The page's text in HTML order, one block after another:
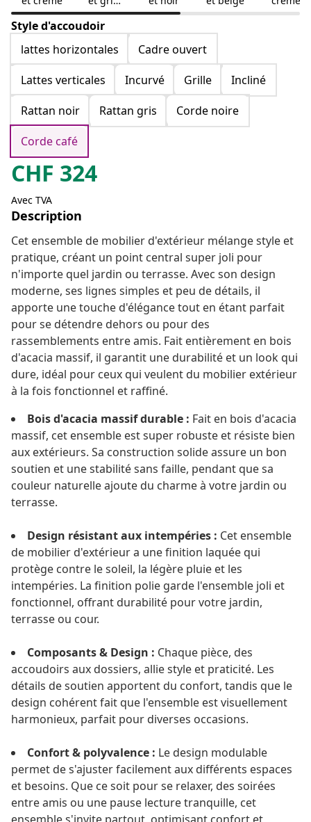
clair
Style d'accoudoir
lattes horizontales
Cadre ouvert
Lattes verticales
Incurvé Grille
Incliné
Rattan noir
Rattan gris
Corde noire
Corde café
CHF 324
Avec TVA
Description
Cet ensemble de mobilier d'extérieur mélange style et
pratique, créant un point central super joli pour
n'importe quel jardin ou terrasse. Avec son design
moderne, ses lignes simples et peu de détails, il
apporte une touche d'élégance tout en étant parfait
pour se détendre dehors ou pour des
rassemblements entre amis. Fait entièrement en bois
d'acacia massif, il garantit une durabilité et un look qui
dure, idéal pour ceux qui veulent du mobilier extérieur
à la fois fonctionnel et raffiné.
Bois d'acacia massif durable : Fait en bois d'acacia
massif, cet ensemble est super robuste et résiste bien
aux extérieurs. Sa construction solide assure un bon
soutien et une stabilité sans faille, pendant que sa
couleur naturelle ajoute du charme à votre jardin ou
terrasse.
Design résistant aux intempéries : Cet ensemble
de mobilier d'extérieur a une finition laquée qui
protège contre le soleil, la légère pluie et les
intempéries. La finition polie garde l'ensemble joli et
fonctionnel, offrant durabilité pour votre jardin,
terrasse ou cour.
Composants & Design : Chaque pièce, des
accoudoirs aux dossiers, allie style et praticité. Les
détails de soutien apportent du confort, tandis que le
design cohérent fait que l'ensemble est visuellement
harmonieux, parfait pour diverses occasions.
Confort & polyvalence : Le design modulable
permet de s'ajuster facilement aux différents espaces
et besoins. Que ce soit pour se relaxer, des soirées
entre amis ou une pause lecture tranquille, cet